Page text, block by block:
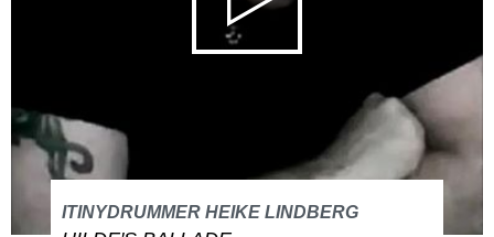
ITINYDRUMMER HEIKE LINDBERG